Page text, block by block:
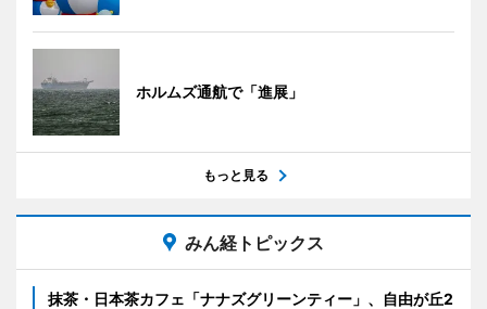
ホルムズ通航で「進展」
もっと見る
みん経トピックス
抹茶・日本茶カフェ「ナナズグリーンティー」、自由が丘2